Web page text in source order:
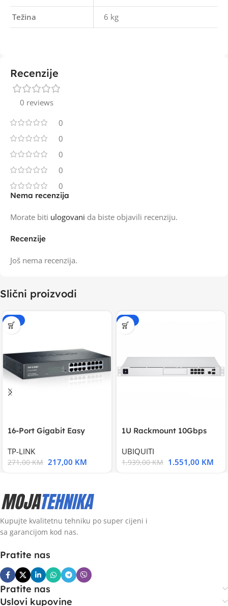
Težina 6 kg
Recenzije
0 reviews
0
0
0
0
0
Recenzije
Još nema recenzija.
Nema recenzija
Morate biti ulogovani da biste objavili recenziju.
Slični proizvodi
-20%
16-Port Gigabit Easy
TP-LINK
271,00KM 217,00 KM
-20%
1U Rackmount 10Gbps
UBIQUITI
1.939,00KM 1.551,00 KM
Kupujte kvalitetnu tehniku po super cijeni i
sa garancijom kod nas.
Pratite nas
Pratite nas
Uslovi kupovine